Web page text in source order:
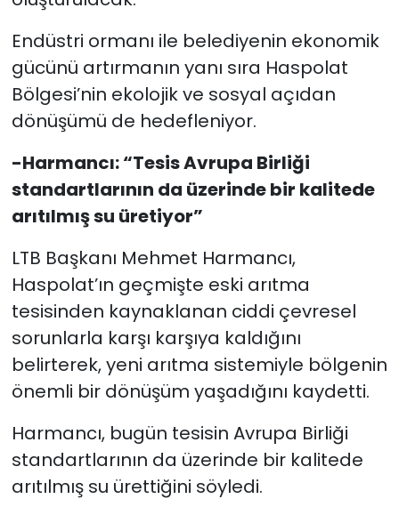
Endüstri ormanı ile belediyenin ekonomik
gücünü artırmanın yanı sıra Haspolat
Bölgesi’nin ekolojik ve sosyal açıdan
dönüşümü de hedefleniyor.
-Harmancı: “Tesis Avrupa Birliği
standartlarının da üzerinde bir kalitede
arıtılmış su üretiyor”
LTB Başkanı Mehmet Harmancı,
Haspolat’ın geçmişte eski arıtma
tesisinden kaynaklanan ciddi çevresel
sorunlarla karşı karşıya kaldığını
belirterek, yeni arıtma sistemiyle bölgenin
önemli bir dönüşüm yaşadığını kaydetti.
Harmancı, bugün tesisin Avrupa Birliği
standartlarının da üzerinde bir kalitede
arıtılmış su ürettiğini söyledi.
YAŞAM
Yazarlar